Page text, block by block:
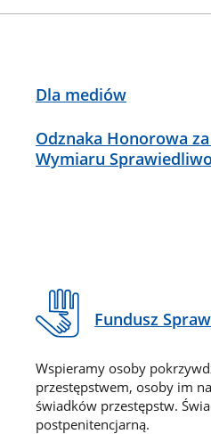
Dla mediów
Odznaka Honorowa za
Wymiaru
Fundusz
Wspieramy osoby
przestępstwem, osoby im
świadków przestępstw.
postpenitencjarną.